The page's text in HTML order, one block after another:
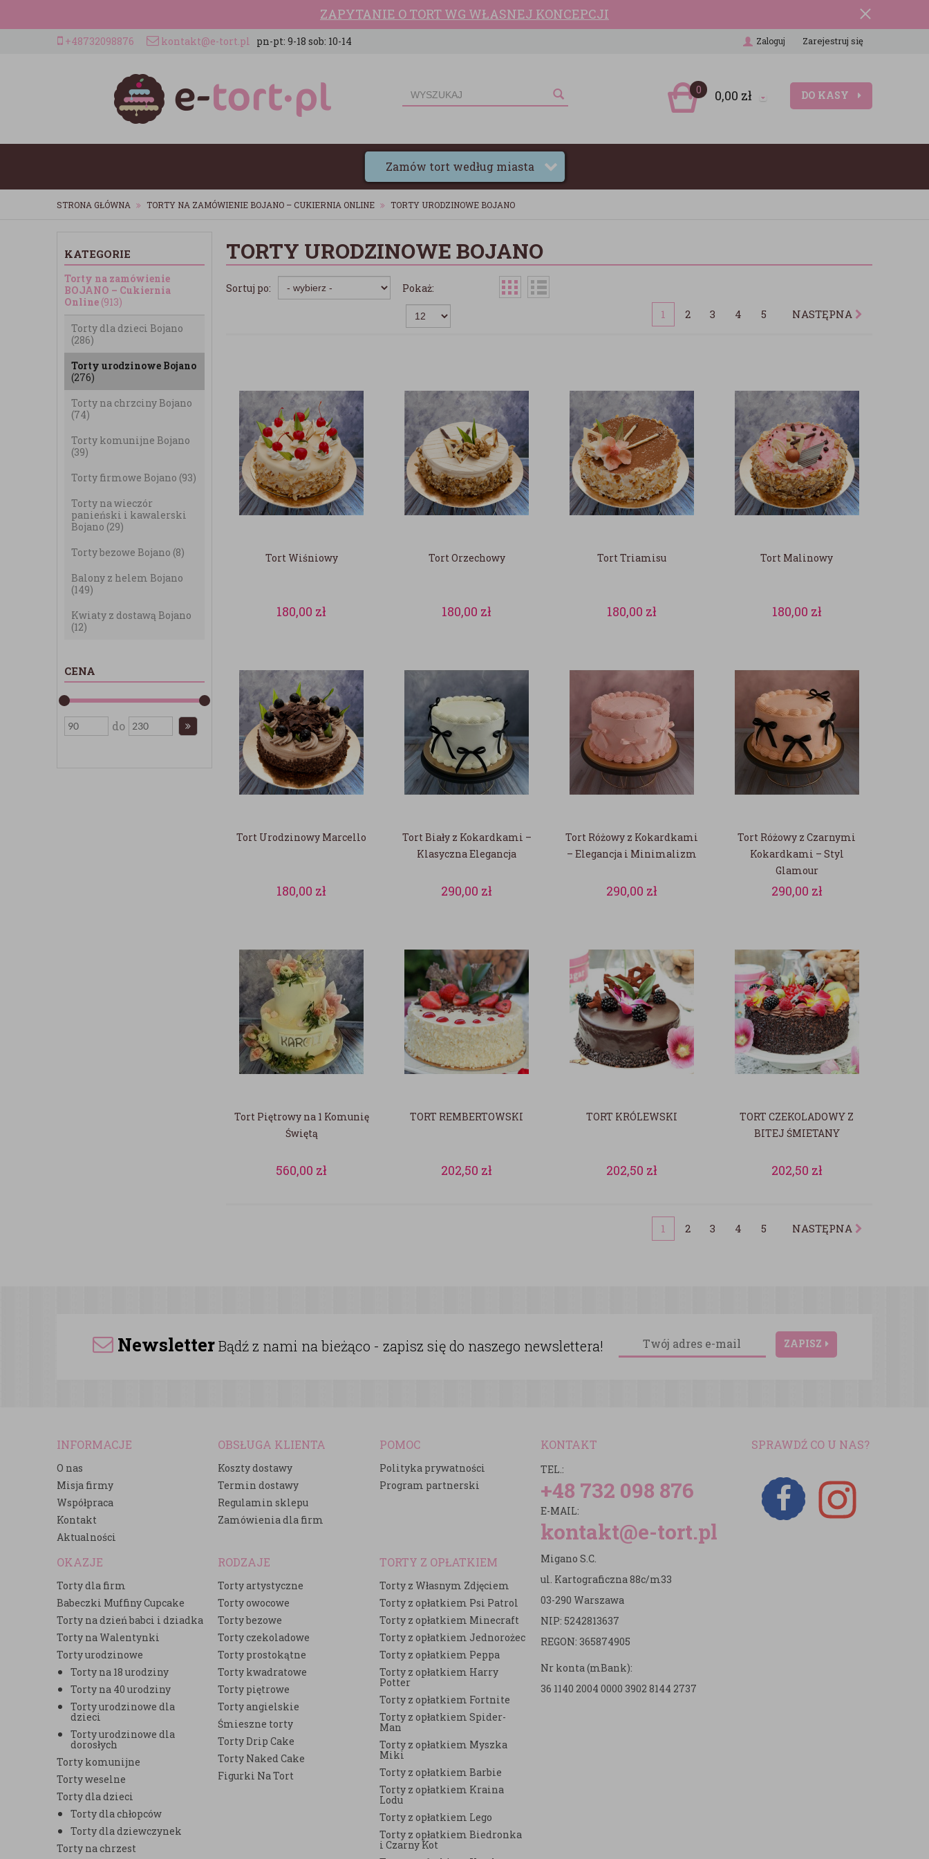
ZAPYTANIE O TORT WG WŁASNEJ KONCEPCJI
+48732098876 kontakt@e-tort.pl pn-pt: 9-18 sob: 10-14 Zaloguj Zarejestruj się
0 0,00 zł DO KASY
Zamów tort według miasta
STRONA GŁÓWNA TORTY NA ZAMÓWIENIE BOJANO – CUKIERNIA ONLINE TORTY URODZINOWE BOJANO
KATEGORIE
Torty na zamówienie
BOJANO – Cukiernia
Online (913)
Torty dla dzieci Bojano
(286)
Torty urodzinowe Bojano
(276)
Torty na chrzciny Bojano
(74)
Torty komunijne Bojano
(39)
Torty firmowe Bojano (93)
Torty na wieczór
panieński i kawalerski
Bojano (29)
Torty bezowe Bojano (8)
Balony z helem Bojano
(149)
Kwiaty z dostawą Bojano
(12)
CENA
do
TORTY URODZINOWE BOJANO
Sortuj po: Pokaż:
1 2 3 4 5 NASTĘPNA
Tort Wiśniowy
180,00 zł
Tort Orzechowy
180,00 zł
Tort Triamisu
180,00 zł
Tort Malinowy
180,00 zł
Tort Urodzinowy Marcello
180,00 zł
Tort Biały z Kokardkami –
Klasyczna Elegancja
290,00 zł
Tort Różowy z Kokardkami
– Elegancja i Minimalizm
290,00 zł
Tort Różowy z Czarnymi
Kokardkami – Styl
Glamour
290,00 zł
Tort Piętrowy na 1 Komunię
Świętą
560,00 zł
TORT REMBERTOWSKI
202,50 zł
TORT KRÓLEWSKI
202,50 zł
TORT CZEKOLADOWY Z
BITEJ ŚMIETANY
202,50 zł
1 2 3 4 5 NASTĘPNA
NewsletterBądź z nami na bieżąco - zapisz się do naszego newslettera! ZAPISZ
INFORMACJE
O nas
Misja firmy
Współpraca
Kontakt
Aktualności
OBSŁUGA KLIENTA
Koszty dostawy
Termin dostawy
Regulamin sklepu
Zamówienia dla firm
POMOC
Polityka prywatności
Program partnerski
OKAZJE
Torty dla firm
Babeczki Muffiny Cupcake
Torty na dzień babci i dziadka
Torty na Walentynki
Torty urodzinowe
Torty na 18 urodziny
Torty na 40 urodziny
Torty urodzinowe dla
dzieci
Torty urodzinowe dla
dorosłych
Torty komunijne
Torty weselne
Torty dla dzieci
Torty dla chłopców
Torty dla dziewczynek
Torty na chrzest
RODZAJE
Torty artystyczne
Torty owocowe
Torty bezowe
Torty czekoladowe
Torty prostokątne
Torty kwadratowe
Torty piętrowe
Torty angielskie
Śmieszne torty
Torty Drip Cake
Torty Naked Cake
Figurki Na Tort
TORTY Z OPŁATKIEM
Torty z Własnym Zdjęciem
Torty z opłatkiem Psi Patrol
Torty z opłatkiem Minecraft
Torty z opłatkiem Jednorożec
Torty z opłatkiem Peppa
Torty z opłatkiem Harry
Potter
Torty z opłatkiem Fortnite
Torty z opłatkiem Spider-
Man
Torty z opłatkiem Myszka
Miki
Torty z opłatkiem Barbie
Torty z opłatkiem Kraina
Lodu
Torty z opłatkiem Lego
Torty z opłatkiem Biedronka
i Czarny Kot
KONTAKT
TEL.:
+48 732 098 876
E-MAIL:
kontakt@e-tort.pl
Migano S.C.
ul. Kartograficzna 88c/m33
03-290 Warszawa
NIP: 5242813637
REGON: 365874905
Nr konta (mBank):
36 1140 2004 0000 3902 8144 2737
SPRAWDŹ CO U NAS?